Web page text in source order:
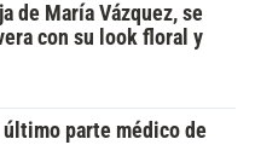
de María Vázquez, se
con su look floral y
parte médico de